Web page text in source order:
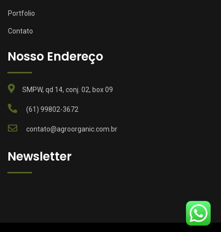
Portfolio
Contato
Nosso Endereço
SMPW, qd 14, conj. 02, box 09
(61) 99802-3672
contato@agroorganic.com.br
Newsletter